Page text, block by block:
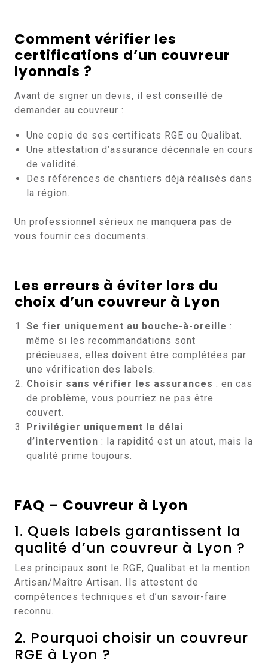
Comment vérifier les
certifications d’un couvreur
lyonnais ?
Avant de signer un devis, il est conseillé de
demander au couvreur :
Une copie de ses certificats RGE ou Qualibat.
Une attestation d’assurance décennale en cours
de validité.
Des références de chantiers déjà réalisés dans
la région.
Un professionnel sérieux ne manquera pas de
vous fournir ces documents.
Les erreurs à éviter lors du
choix d’un couvreur à Lyon
Se fier uniquement au bouche-à-oreille :
même si les recommandations sont
précieuses, elles doivent être complétées par
une vérification des labels.
Choisir sans vérifier les assurances : en cas
de problème, vous pourriez ne pas être
couvert.
Privilégier uniquement le délai
d’intervention : la rapidité est un atout, mais la
qualité prime toujours.
FAQ – Couvreur à Lyon
1. Quels labels garantissent la
qualité d’un couvreur à Lyon ?
Les principaux sont le RGE, Qualibat et la mention
Artisan/Maître Artisan. Ils attestent de
compétences techniques et d’un savoir-faire
reconnu.
2. Pourquoi choisir un couvreur
RGE à Lyon ?